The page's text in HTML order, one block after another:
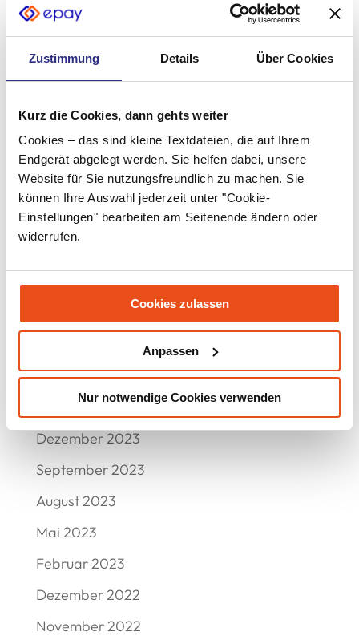
Zustimmung Details Über Cookies
Kurz die Cookies, dann gehts weiter
Cookies – das sind kleine Textdateien, die auf Ihrem
Endgerät abgelegt werden. Sie helfen dabei, unsere
Website für Sie nutzungsfreundlich zu machen. Sie
können Ihre Auswahl jederzeit unter "Cookie-
Einstellungen" bearbeiten am Seitenende ändern oder
widerrufen.
Cookies zulassen
Anpassen
Nur notwendige Cookies verwenden
Dezember 2025
Oktober 2025
Juli 2025
Mai 2025
April 2025
März 2025
Oktober 2024
April 2024
Februar 2024
Dezember 2023
September 2023
August 2023
Mai 2023
Februar 2023
Dezember 2022
November 2022